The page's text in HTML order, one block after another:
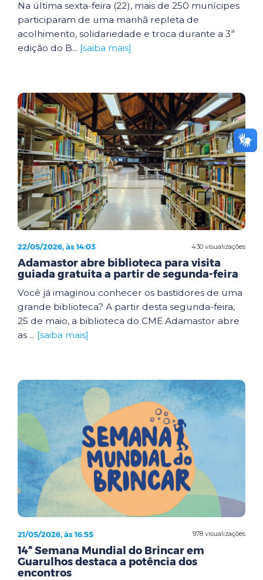
Na última sexta-feira (22), mais de 250 munícipes
participaram de uma manhã repleta de
acolhimento, solidariedade e troca durante a 3ª
edição do B... [saiba mais]
430 visualizações
22/05/2026, às 14:03
Adamastor abre biblioteca para visita
guiada gratuita a partir de segunda-feira
Você já imaginou conhecer os bastidores de uma
grande biblioteca? A partir desta segunda-feira,
25 de maio, a biblioteca do CME Adamastor abre
as ... [saiba mais]
978 visualizações
21/05/2026, às 16:55
14ª Semana Mundial do Brincar em
Guarulhos destaca a potência dos
encontros